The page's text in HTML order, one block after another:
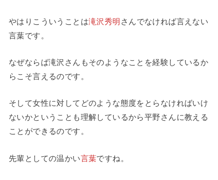
やはりこういうことは滝沢秀明 さんでなければ言えない
言葉です。
なぜならば滝沢さんもそのようなことを経験しているか
らこそ言えるのです。
そして女性に対してどのような態度をとらなければいけ
ないかということも理解しているから平野さんに教える
ことができるのです。
先輩としての温かい言葉ですね。